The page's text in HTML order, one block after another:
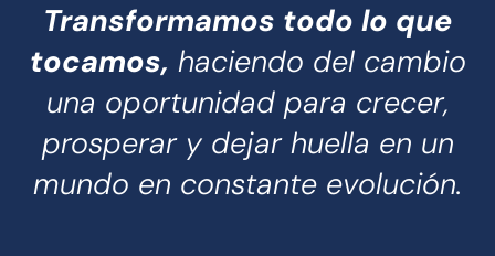
Transformamos todo lo que
tocamos, haciendo del cambio
una oportunidad para crecer,
prosperar y dejar huella en un
mundo en constante evolución.